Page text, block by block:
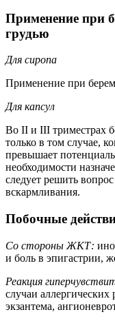
Применение при
грудью
Для сиропа
Применение при
Для капсул
Во II и III триместрах
только в том случае,
превышает
необходимости
следует решить
вскармливания.
Побочные
Со стороны ЖКТ:
и боль в эпигастрии,
Реакция
случаи
экзантема,